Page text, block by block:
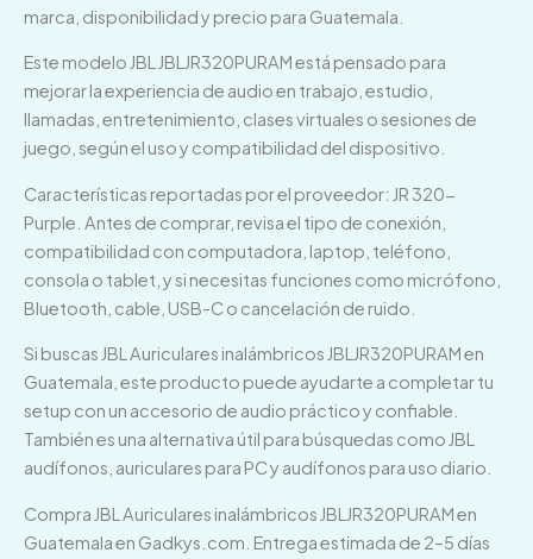
marca, disponibilidad y precio para Guatemala.
Este modelo JBL JBLJR320PURAM está pensado para
mejorar la experiencia de audio en trabajo, estudio,
llamadas, entretenimiento, clases virtuales o sesiones de
juego, según el uso y compatibilidad del dispositivo.
Características reportadas por el proveedor: JR 320-
Purple. Antes de comprar, revisa el tipo de conexión,
compatibilidad con computadora, laptop, teléfono,
consola o tablet, y si necesitas funciones como micrófono,
Bluetooth, cable, USB-C o cancelación de ruido.
Si buscas JBL Auriculares inalámbricos JBLJR320PURAM en
Guatemala, este producto puede ayudarte a completar tu
setup con un accesorio de audio práctico y confiable.
También es una alternativa útil para búsquedas como JBL
audífonos, auriculares para PC y audífonos para uso diario.
Compra JBL Auriculares inalámbricos JBLJR320PURAM en
Guatemala en Gadkys.com. Entrega estimada de 2–5 días